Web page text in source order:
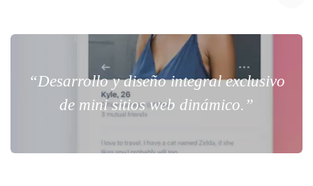
“Desarrollo y diseño integral exclusivo
de mini sitios web dinámico.”